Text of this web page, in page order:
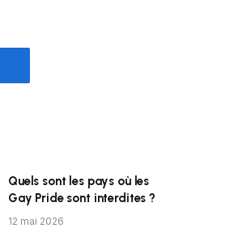
Quels sont les pays où les
Gay Pride sont interdites ?
12 mai 2026